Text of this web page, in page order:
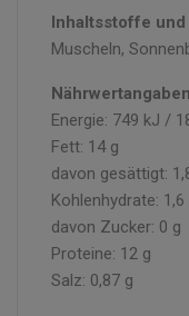
Inhaltsstoffe
Muscheln,
Energie: 749 kJ /
Fett: 14 g
davon gesättigt:
Kohlenhydrate: 1,6
davon Zucker: 0 g
Proteine: 12 g
Salz: 0,87 g